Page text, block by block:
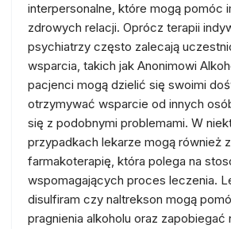
interpersonalne, które mogą pomóc
zdrowych relacji. Oprócz terapii
psychiatrzy często zalecają
wsparcia, takich jak Anonimowi
pacjenci mogą dzielić się swoimi
otrzymywać wsparcie od innych
się z podobnymi problemami. W
przypadkach lekarze mogą również
farmakoterapię, która polega na
wspomagających proces leczenia.
disulfiram czy naltrekson mogą
pragnienia alkoholu oraz zapobiegać